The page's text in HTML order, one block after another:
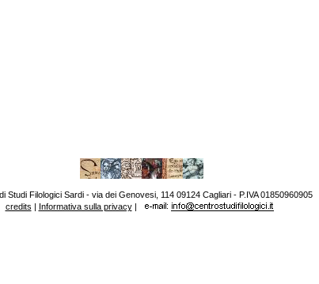
Studi Filologici Sardi - via dei Genovesi, 114 09124 Cagliari - P.IVA 01850960905
credits | Informativa sulla privacy|